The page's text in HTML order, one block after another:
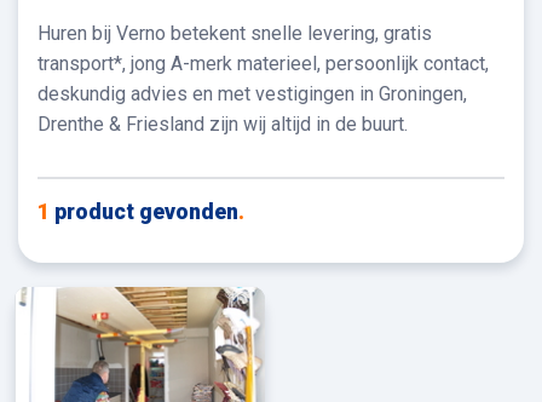
Huren bij Verno betekent snelle levering, gratis
transport*, jong A-merk materieel, persoonlijk contact,
deskundig advies en met vestigingen in Groningen,
Drenthe & Friesland zijn wij altijd in de buurt.
1 product gevonden.